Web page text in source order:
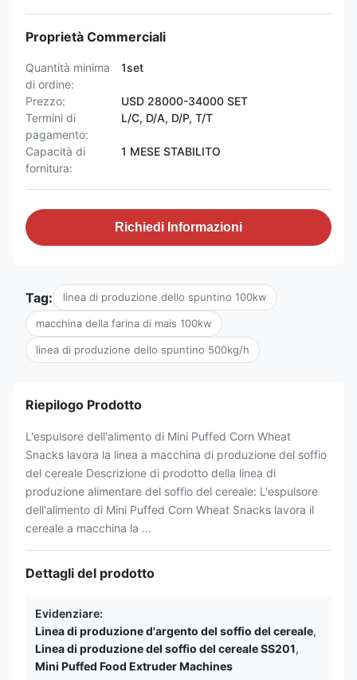
Proprietà Commerciali
Quantità minima
di ordine:
1set
Prezzo:
USD 28000-34000 SET
Termini di
pagamento:
L/C, D/A, D/P, T/T
Capacità di
fornitura:
1 MESE STABILITO
Richiedi Informazioni
Tag: linea di produzione dello spuntino 100kw
macchina della farina di mais 100kw
linea di produzione dello spuntino 500kg/h
Riepilogo Prodotto
L'espulsore dell'alimento di Mini Puffed Corn Wheat
Snacks lavora la linea a macchina di produzione del soffio
del cereale Descrizione di prodotto della linea di
produzione alimentare del soffio del cereale: L'espulsore
dell'alimento di Mini Puffed Corn Wheat Snacks lavora il
cereale a macchina la ...
Dettagli del prodotto
Evidenziare:
Linea di produzione d'argento del soffio del cereale,
Linea di produzione del soffio del cereale SS201,
Mini Puffed Food Extruder Machines